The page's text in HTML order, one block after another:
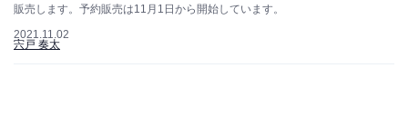
販売します。予約販売は11月1日から開始しています。
2021.11.02
宍戸 奏太